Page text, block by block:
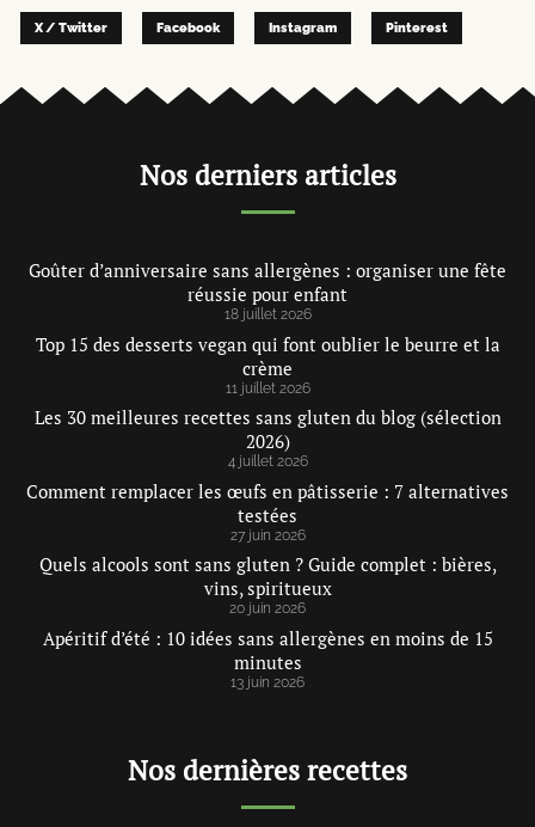
X / Twitter Facebook Instagram Pinterest
Nos derniers articles
Goûter d’anniversaire sans allergènes : organiser une fête
réussie pour enfant
18 juillet 2026
Top 15 des desserts vegan qui font oublier le beurre et la
crème
11 juillet 2026
Les 30 meilleures recettes sans gluten du blog (sélection
2026)
4 juillet 2026
Comment remplacer les œufs en pâtisserie : 7 alternatives
testées
27 juin 2026
Quels alcools sont sans gluten ? Guide complet : bières,
vins, spiritueux
20 juin 2026
Apéritif d’été : 10 idées sans allergènes en moins de 15
minutes
13 juin 2026
Nos dernières recettes